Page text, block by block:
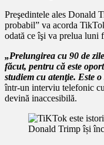
Preşedintele ales Donald
probabil” va acorda
odată ce îşi va prelua luni
„Prelungirea cu 90 de
făcut, pentru că este
studiem cu atenţie. Este
într-un interviu telefonic
devină inaccesibilă.
Donald Trimp își